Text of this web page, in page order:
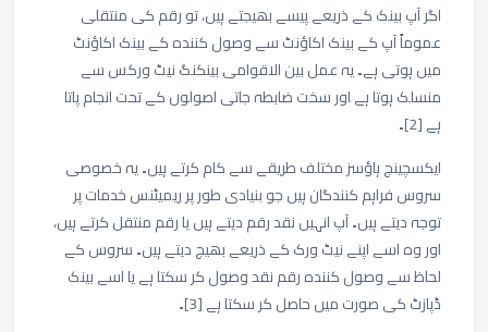
اگر آپ بینک کے ذریعے پیسے بھیجتے ہیں، تو رقم کی منتقلی
عموماً آپ کے بینک اکاؤنٹ سے وصول کنندہ کے بینک اکاؤنٹ
میں ہوتی ہے۔ یہ عمل بین الاقوامی بینکنگ نیٹ ورکس سے
منسلک ہوتا ہے اور سخت ضابطہ جاتی اصولوں کے تحت انجام پاتا
ہے [2]۔
ایکسچینج ہاؤسز مختلف طریقے سے کام کرتے ہیں۔ یہ خصوصی
سروس فراہم کنندگان ہیں جو بنیادی طور پر ریمیٹنس خدمات پر
توجہ دیتے ہیں۔ آپ انہیں نقد رقم دیتے ہیں یا رقم منتقل کرتے ہیں،
اور وہ اسے اپنے نیٹ ورک کے ذریعے بھیج دیتے ہیں۔ سروس کے
لحاظ سے وصول کنندہ رقم نقد وصول کر سکتا ہے یا اسے بینک
ڈپازٹ کی صورت میں حاصل کر سکتا ہے [3]۔